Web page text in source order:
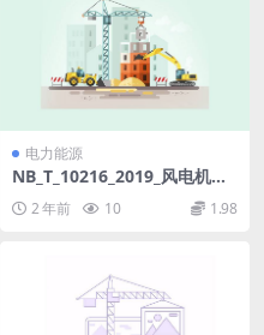
电力能源
NB_T_10216_2019_风电机组
钢塔筒设计制造安装规范.pdf
2 年前 10 1.98